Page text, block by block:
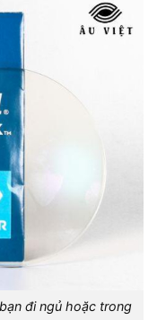
đi ngủ hoặc trong